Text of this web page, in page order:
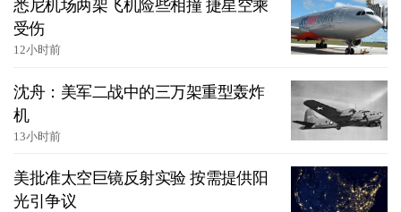
悉尼机场两架飞机险些相撞 捷星空乘
受伤
12小时前
沈舟：美军二战中的三万架重型轰炸
机
13小时前
美批准太空巨镜反射实验 按需提供阳
光引争议